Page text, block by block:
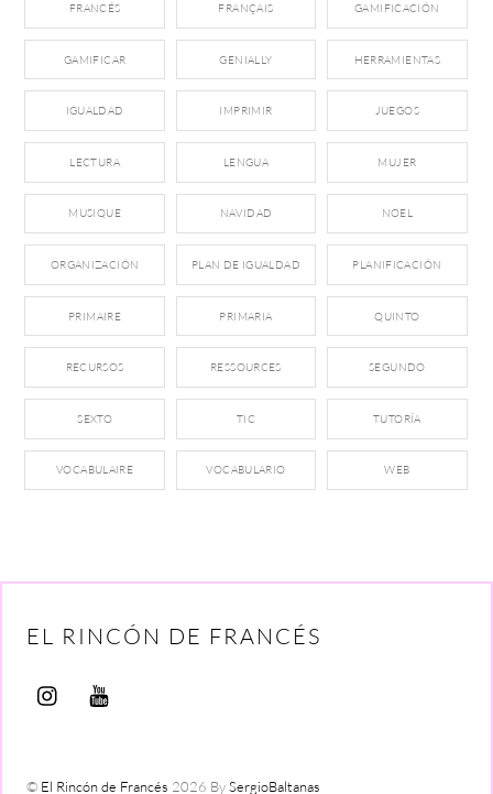
FRANCÉS FRANÇAIS GAMIFICACIÓN
GAMIFICAR GENIALLY HERRAMIENTAS
IGUALDAD IMPRIMIR JUEGOS
LECTURA LENGUA MUJER
MUSIQUE NAVIDAD NOEL
ORGANIZACIÓN PLAN DE IGUALDAD PLANIFICACIÓN
PRIMAIRE PRIMARIA QUINTO
RECURSOS RESSOURCES SEGUNDO
SEXTO TIC TUTORÍA
VOCABULAIRE VOCABULARIO WEB
EL RINCÓN DE FRANCÉS
© El Rincón de Francés 2026 BySergioBaltanas